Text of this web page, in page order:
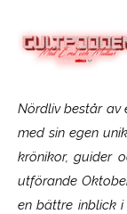
Nördliv består av
med sin egen
krönikor, guider
utförande
en bättre inblick